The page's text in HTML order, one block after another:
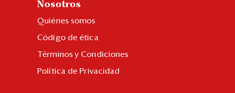
Nosotros
Quiénes somos
Código de ética
Términos y Condiciones
Política de Privacidad